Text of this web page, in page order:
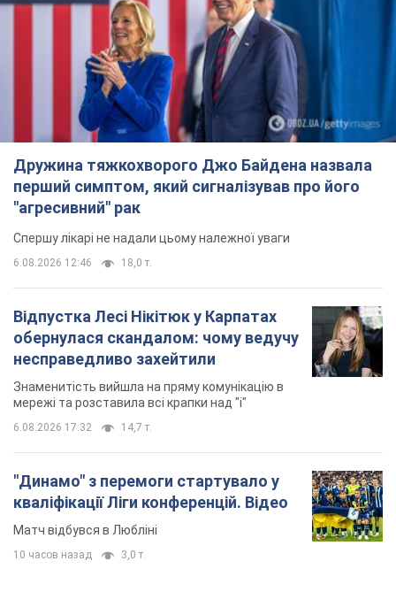
перший симптом, який сигналізував про його
"агресивний" рак
Спершу лікарі не надали цьому належної уваги
6.08.2026 12:46 18,0 т.
Відпустка Лесі Нікітюк у Карпатах
обернулася скандалом: чому ведучу
несправедливо захейтили
Знаменитість вийшла на пряму комунікацію в
кваліфікації Ліги конференцій. Відео
Матч відбувся в Любліні
10 часов назад